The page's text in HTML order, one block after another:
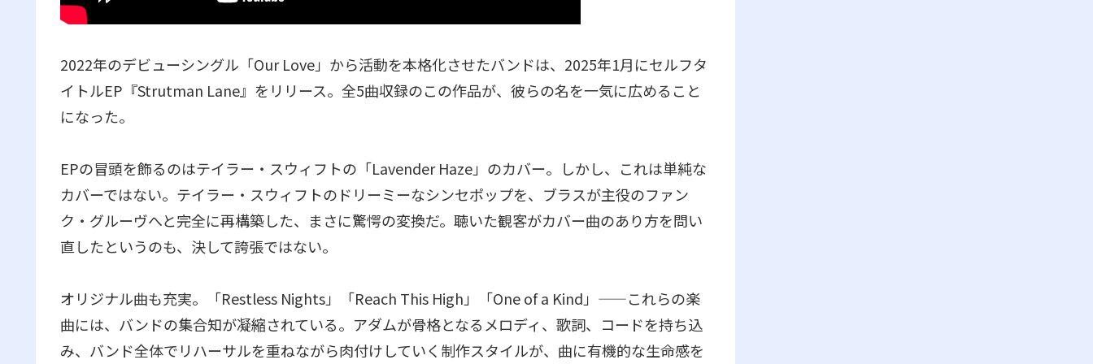
2022年のデビューシングル「Our Love」から活動を本格化させたバンドは、2025年1月にセルフタ
イトルEP『Strutman Lane』をリリース。全5曲収録のこの作品が、彼らの名を一気に広めること
になった。
EPの冒頭を飾るのはテイラー・スウィフトの「Lavender Haze」のカバー。しかし、これは単純な
カバーではない。テイラー・スウィフトのドリーミーなシンセポップを、ブラスが主役のファン
ク・グルーヴへと完全に再構築した、まさに驚愕の変換だ。聴いた観客がカバー曲のあり方を問い
直したというのも、決して誇張ではない。
オリジナル曲も充実。「Restless Nights」「Reach This High」「One of a Kind」——これらの楽
曲には、バンドの集合知が凝縮されている。アダムが骨格となるメロディ、歌詞、コードを持ち込
み、バンド全体でリハーサルを重ねながら肉付けしていく制作スタイルが、曲に有機的な生命感を